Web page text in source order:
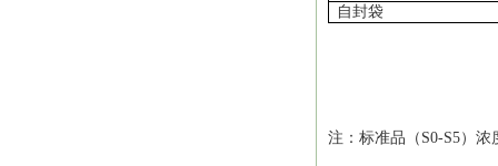
自封袋
注：标准品（ S0-S5）浓